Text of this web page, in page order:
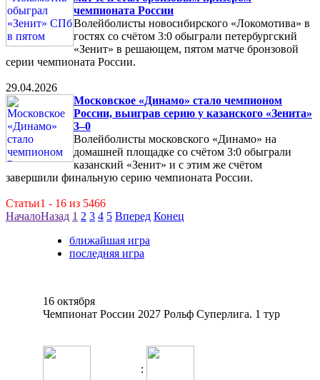
чемпионата России
Волейболисты новосибирского «Локомотива» в
гостях со счётом 3:0 обыграли петербургский
«Зенит» в решающем, пятом матче бронзовой
серии чемпионата России.
29.04.2026
Московское «Динамо» стало чемпионом
России, выиграв серию у казанского «Зенита»
3–0
Волейболисты московского «Динамо» на
домашней площадке со счётом 3:0 обыграли
казанский «Зенит» и с этим же счётом
завершили финальную серию чемпионата России.
Статьи1 - 16 из 5466
НачалоНазад 1 2 3 4 5 Вперед Конец
ближайшая игра
последняя игра
16 октября
Чемпионат России 2027 Рольф Суперлига. 1 тур
: